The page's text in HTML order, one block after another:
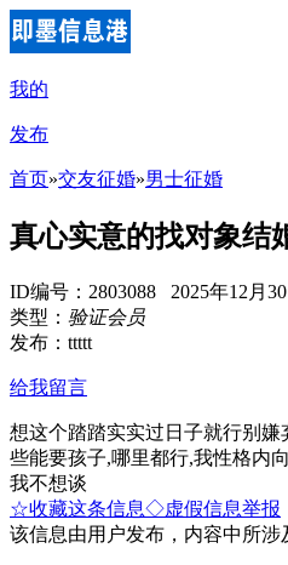
我的
发布
首页»交友征婚»男士征婚
真心实意的找对象结
ID编号：2803088 2025年12月
类型： 验证会员
发布：ttttt
给我留言
想这个踏踏实实过日子就行别
些能要孩子,哪里都行,我性格内
我不想谈
☆收藏这条信息◇虚假信息举报
该信息由用户发布，内容中所